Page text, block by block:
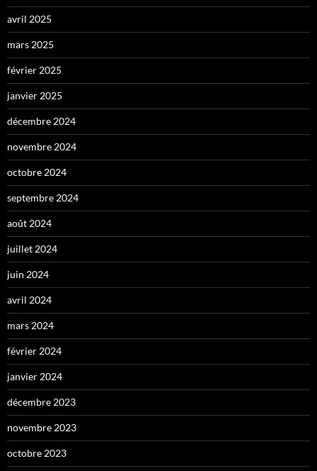
avril 2025
mars 2025
février 2025
janvier 2025
décembre 2024
novembre 2024
octobre 2024
septembre 2024
août 2024
juillet 2024
juin 2024
avril 2024
mars 2024
février 2024
janvier 2024
décembre 2023
novembre 2023
octobre 2023